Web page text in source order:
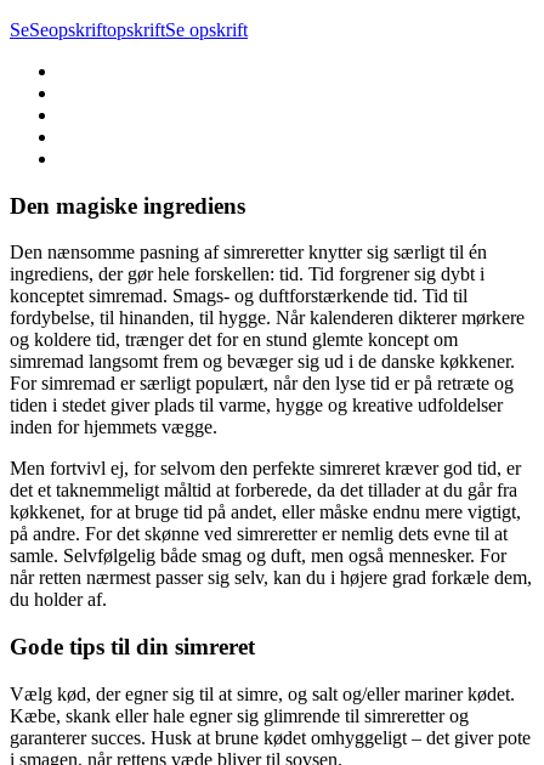
SeSeopskriftopskriftSe opskrift
Den magiske ingrediens
Den nænsomme pasning af simreretter knytter sig særligt til én
ingrediens, der gør hele forskellen: tid. Tid forgrener sig dybt i
konceptet simremad. Smags- og duftforstærkende tid. Tid til
fordybelse, til hinanden, til hygge. Når kalenderen dikterer mørkere
og koldere tid, trænger det for en stund glemte koncept om
simremad langsomt frem og bevæger sig ud i de danske køkkener.
For simremad er særligt populært, når den lyse tid er på retræte og
tiden i stedet giver plads til varme, hygge og kreative udfoldelser
inden for hjemmets vægge.
Men fortvivl ej, for selvom den perfekte simreret kræver god tid, er
det et taknemmeligt måltid at forberede, da det tillader at du går fra
køkkenet, for at bruge tid på andet, eller måske endnu mere vigtigt,
på andre. For det skønne ved simreretter er nemlig dets evne til at
samle. Selvfølgelig både smag og duft, men også mennesker. For
når retten nærmest passer sig selv, kan du i højere grad forkæle dem,
du holder af.
Gode tips til din simreret
Vælg kød, der egner sig til at simre, og salt og/eller mariner kødet.
Kæbe, skank eller hale egner sig glimrende til simreretter og
garanterer succes. Husk at brune kødet omhyggeligt – det giver pote
i smagen, når rettens væde bliver til sovsen.